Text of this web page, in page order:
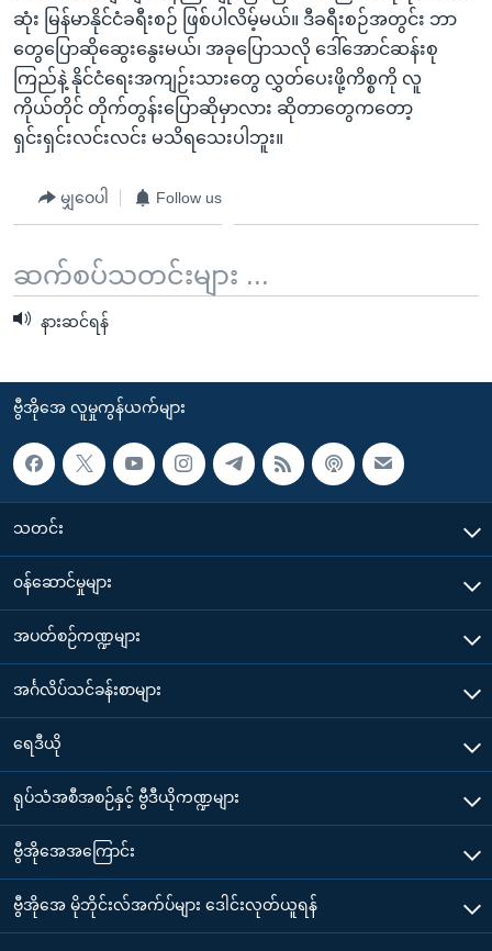
ဆုံး မြန်မာနိုင်ငံခရီးစဉ် ဖြစ်ပါလိမ့်မယ်။ ဒီခရီးစဉ်အတွင်း ဘာ
တွေပြောဆိုဆွေးနွေးမယ်၊ အခုပြောသလို ဒေါ်အောင်ဆန်းစု
ကြည်နဲ့ နိုင်ငံရေးအကျဉ်းသားတွေ လွှတ်ပေးဖို့ကိစ္စကို လူ
ကိုယ်တိုင် တိုက်တွန်းပြောဆိုမှာလား ဆိုတာတွေကတော့
ရှင်းရှင်းလင်းလင်း မသိရသေးပါဘူး။
မျှဝေပါ Follow us
ဆက်စပ်သတင်းများ ...
နားဆင်ရန်
ဗွီအိုအေ လူမှုကွန်ယက်များ
သတင်း
၀န်ဆောင်မှုများ
အပတ်စဉ်ကဏ္ဍများ
အင်္ဂလိပ်သင်ခန်းစာများ
ရေဒီယို
ရုပ်သံအစီအစဉ်နှင့် ဗွီဒီယိုကဏ္ဍများ
ဗွီအိုအေအကြောင်း
ဗွီအိုအေ မိုဘိုင်းလ်အက်ပ်များ ဒေါင်းလုတ်ယူရန်